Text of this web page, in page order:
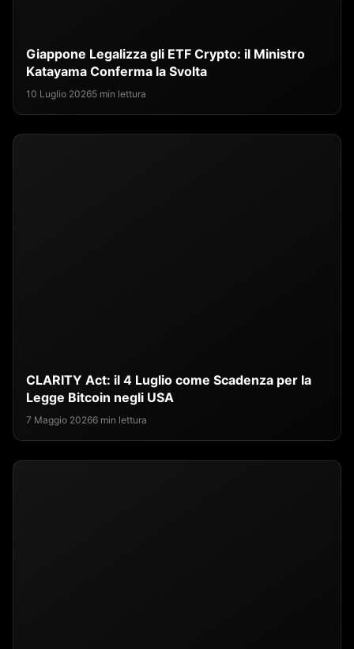
Giappone Legalizza gli ETF Crypto: il Ministro
Katayama Conferma la Svolta
10 Luglio 20265 min lettura
CLARITY Act: il 4 Luglio come Scadenza per la
Legge Bitcoin negli USA
7 Maggio 20266 min lettura